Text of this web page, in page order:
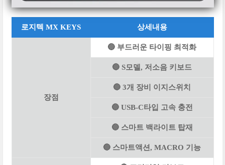
로지텍 MX KEYS 상세내용
장점
🔵 부드러운 타이핑 최적화
🔵 S모델, 저소음 키보드
🔵 3개 장비 이지스위치
🔵 USB-C타입 고속 충전
🔵 스마트 백라이트 탑재
🔵 스마트액션, MACRO 기능